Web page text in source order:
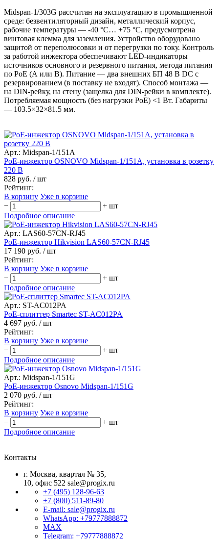
Midspan-1/303G рассчитан на эксплуатацию в промышленной
среде: безвентиляторный дизайн, металлический корпус,
рабочие температуры — -40 °C… +75 °C, предусмотрена
винтовая клемма для заземления. Устройство оборудовано
защитой от переполюсовки и от перегрузки по току. Контроль
за работой инжектора обеспечивают LED-индикаторы
источников основного и резервного питания, метода питания
по РоЕ (А или В). Питание — два внешних БП 48 В DC с
резервированием (в поставку не входят). Способ монтажа —
на DIN-рейку, на стену (защелка для DIN-рейки в комплекте).
Потребляемая мощность (без нагрузки PoE) <1 Вт. Габариты
— 103.5×32×81.5 мм.
Арт.: Midspan-1/151A
PoE-инжектор OSNOVO Midspan-1/151A, установка в розетку
220 В
828 руб. / шт
Рейтинг:
В корзину Уже в корзине
−
+ шт
Подробное описание
Арт.: LAS60-57CN-RJ45
PoE-инжектор Hikvision LAS60-57CN-RJ45
17 190 руб. / шт
Рейтинг:
В корзину Уже в корзине
−
+ шт
Подробное описание
Арт.: ST-AC012PA
PоE-сплиттер Smartec ST-AC012PA
4 697 руб. / шт
Рейтинг:
В корзину Уже в корзине
−
+ шт
Подробное описание
Арт.: Midspan-1/151G
PoE-инжектор Osnovo Midspan-1/151G
2 070 руб. / шт
Рейтинг:
В корзину Уже в корзине
−
+ шт
Подробное описание
Контакты
г. Москва, квартал № 35,
10, офис 522 sale@progix.ru
+7 (495) 128-96-63
+7 (800) 511-89-80
E-mail: sale@progix.ru
WhatsApp: +79777888872
MAX
Telegram: +79777888872